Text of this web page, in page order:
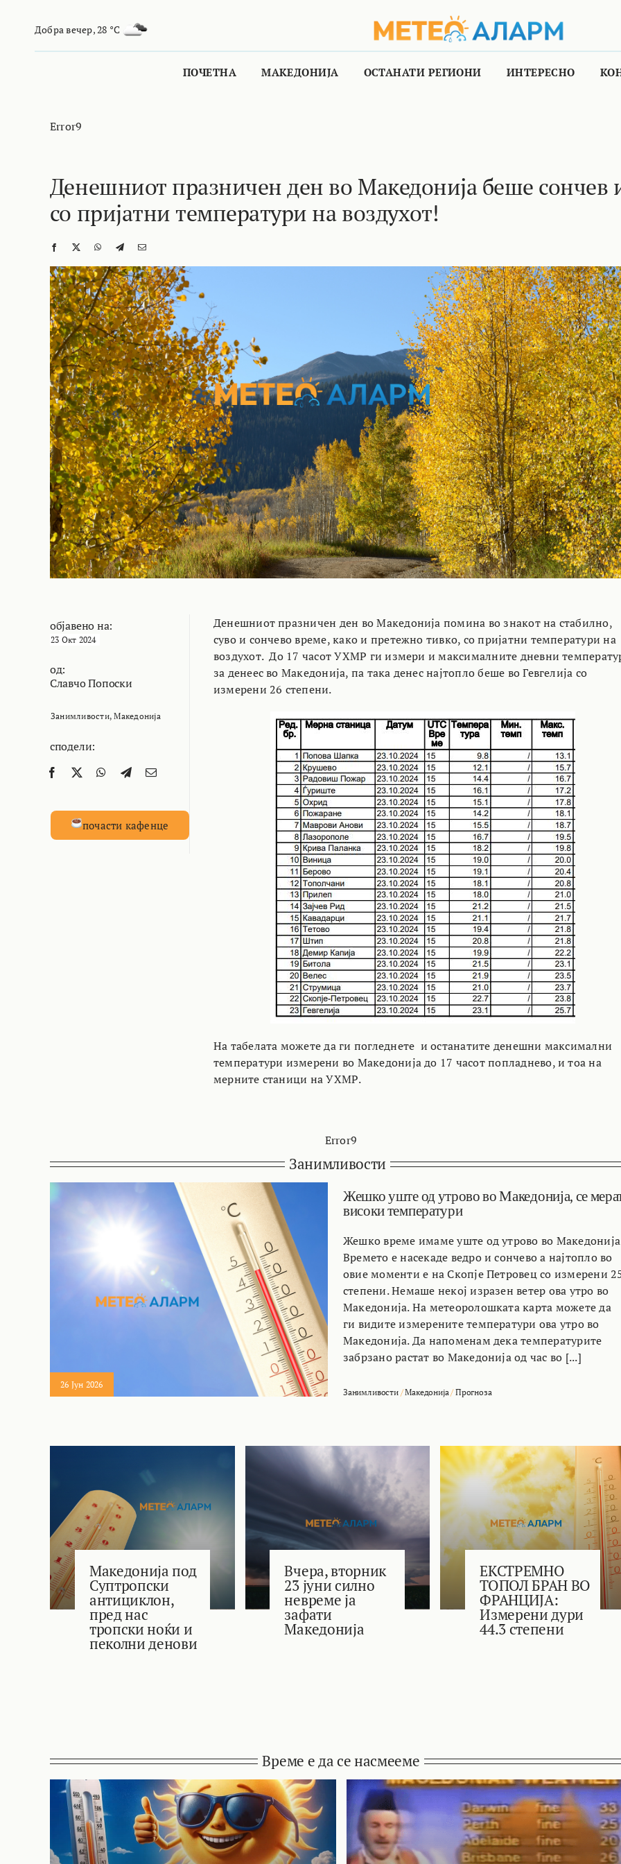
Добра вечер,28 °C
ПОЧЕТНА МАКЕДОНИЈА ОСТАНАТИ РЕГИОНИ ИНТЕРЕСНО
Error9
Денешниот празничен ден во Македонија беше сончев
со пријатни температури на воздухот!
објавено на:
23 Окт 2024
од:
Славчо Попоски
Занимливости,Македонија
сподели:
почасти кафенце
Денешниот празничен ден во Македонија помина во знакот на стабилно,
суво и сончево време, како и претежно тивко, со пријатни температури на
воздухот. До 17 часот УХМР ги измери и максималните дневни
за денеес во Македонија, па така денес најтопло беше во Гевгелија со
измерени 26 степени.
На табелата можете да ги погледнете и останатите денешни максимални
температури измерени во Македонија до 17 часот попладнево, и тоа на
мерните станици на УХМР.
Error9
Занимливости
26 Јун 2026
Жешко уште од утрово во Македонија, се
високи температури
Жешко време имаме уште од утрово во
Времето е насекаде ведро и сончево а најтопло во
овие моменти е на Скопје Петровец со измерени
степени. Немаше некој изразен ветер ова утро во
Македонија. На метеоролошката карта можете да
ги видите измерените температури ова утро во
Македонија. Да напоменам дека температурите
забрзано растат во Македонија од час во [...]
Занимливости/Македонија /Прогноза
Македонија под
Суптропски
антициклон,
пред нас
тропски ноќи и
пеколни денови
Вчера, вторник
23 јуни силно
невреме ја
зафати
Македонија
ЕКСТРЕМНО
ТОПОЛ БРАН ВО
ФРАНЦИЈА:
Измерени дури
44.3 степени
Време е да се насмееме